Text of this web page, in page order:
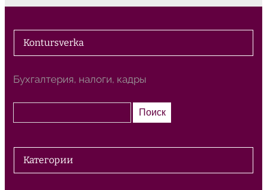
Kontursverka
Бухгалтерия, налоги, кадры
о
к
Поиск
Категории